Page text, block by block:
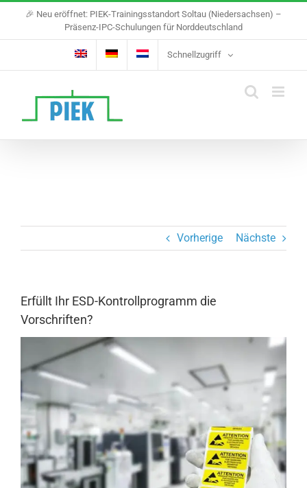
content
🎉 Neu eröffnet: PIEK-Trainingsstandort Soltau (Niedersachsen) –
Präsenz-IPC-Schulungen für Norddeutschland
Schnellzugriff
Vorherige Nächste
Erfüllt Ihr ESD-Kontrollprogramm die
Vorschriften?
Larger
Image